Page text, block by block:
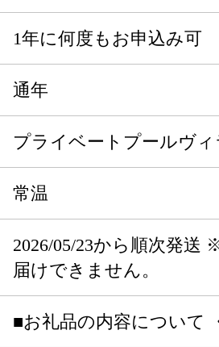
1年に何度もお申込み可
通年
プライベートプールヴ
常温
2026/05/23から順次発
届けできません。
■お礼品の内容について